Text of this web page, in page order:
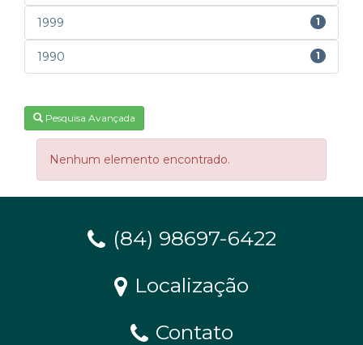
1999 1
1990 1
Pesquisa Avançada
Nenhum elemento encontrado.
(84) 98697-6422
Localização
Contato